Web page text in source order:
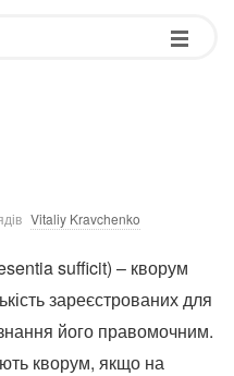
Vitaliy Kravchenko
sufficit) – кворум
зареєстрованих для
його правомочним.
кворум, якщо на